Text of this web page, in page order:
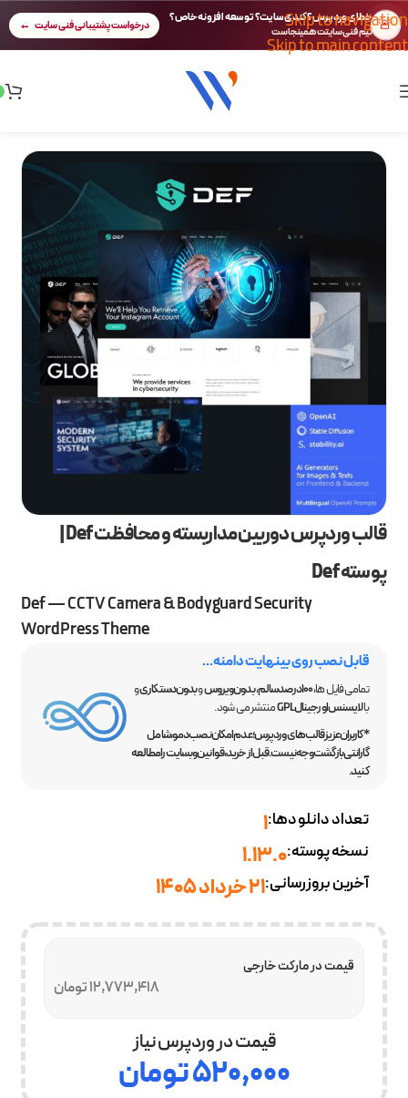
Skip to navigation
Skip to main content
🚨 خطای وردپرس؟ کندی سایت؟ توسعه افزونه خاص؟
تیم فنی سایتت همینجاست درخواست پشتیبانی فنی سایت
پوسته Def
Def — CCTV Camera & Bodyguard Security
WordPress Theme
قابل نصب روی بینهایت دامنه...
تمامی فایل ها،100 درصد سالم ،بدون ویروسوبدون دستکاریو
بالایسنس اورجینال GPL
منتشر می شود.
*کاربران عزیز قالب‌های وردپرس؛ عدم امکان نصب دمو، شامل
گارانتی بازگشت وجه نیست. قبل از خرید، قوانین وبسایت را مطالعه
کنید.
تعداد دانلودها:1
نسخه پوسته:1.13.0
آخرین بروزرسانی:21 خرداد 1405
12,773,418 تومان
قیمت در مارکت خارجی
قیمت در وردپرس نیاز
۵۲۰,۰۰۰تومان